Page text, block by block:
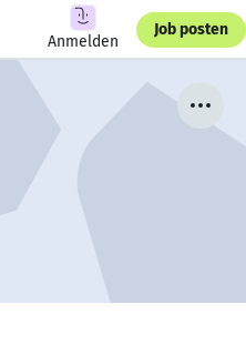
Anmelden
Job posten